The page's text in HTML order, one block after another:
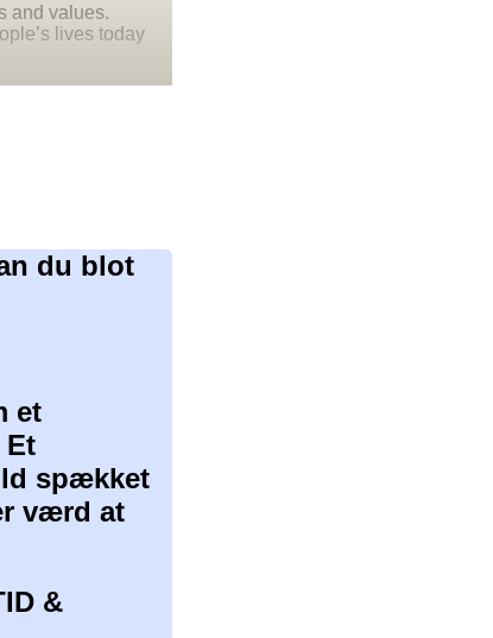
and values.
lives today
du blot
et
Et
spækket
værd at
&